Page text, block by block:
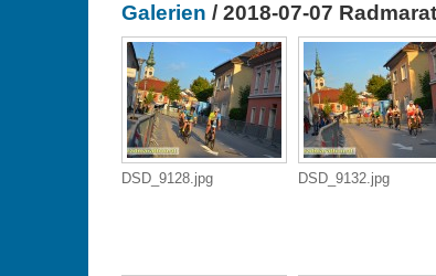
Galerien / 2018-07-07
DSD_9128.jpg DSD_9132.jpg